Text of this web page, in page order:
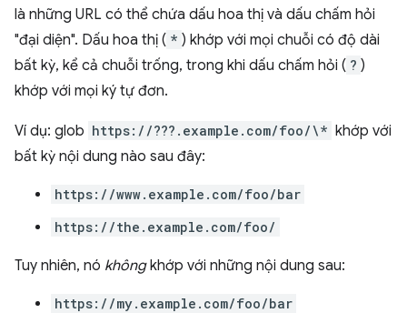
là những URL có thể chứa dấu hoa thị và dấu chấm hỏi
"đại diện". Dấu hoa thị ( * ) khớp với mọi chuỗi có độ dài
bất kỳ, kể cả chuỗi trống, trong khi dấu chấm hỏi ( ? )
khớp với mọi ký tự đơn.
Ví dụ: glob https://???.example.com/foo/\* khớp với
bất kỳ nội dung nào sau đây:
https://www.example.com/foo/bar
https://the.example.com/foo/
Tuy nhiên, nó khôngkhớp với những nội dung sau:
https://my.example.com/foo/bar